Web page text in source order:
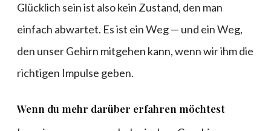
Glücklich sein ist also kein Zustand, den man
einfach abwartet. Es ist ein Weg — und ein Weg,
den unser Gehirn mitgehen kann, wenn wir ihm die
richtigen Impulse geben.
Wenn du mehr darüber erfahren möchtest